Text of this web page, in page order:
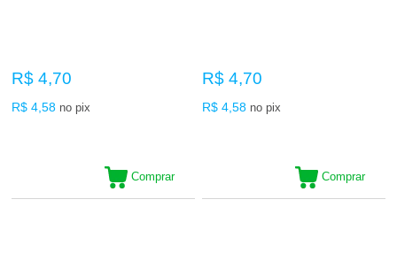
R$ 4,70
R$ 4,58 no pix
Comprar
R$ 4,70
R$ 4,58 no pix
Comprar